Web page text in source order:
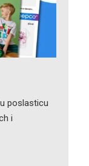
poslasticu
i